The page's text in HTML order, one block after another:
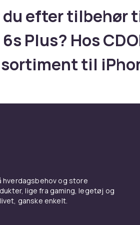
du efter tilbehør
Plus? Hos
til
tilbehør til din iPhone 6 Plus / 6s
6 Plus / 6s Plus, som har
og Touch ID og slank
hverdagsbehov og store
lige fra gaming, legetøj og
ganske enkelt.